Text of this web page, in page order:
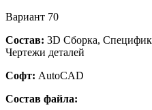
Вариант 70
Состав: 3D Сборка,
Чертежи деталей
Софт: AutoCAD
Состав файла: